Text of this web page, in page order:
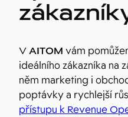
VAITOM vám
ideálního zákazníka na
něm marketing i
poptávky a rychlejší
přístupu k Revenue